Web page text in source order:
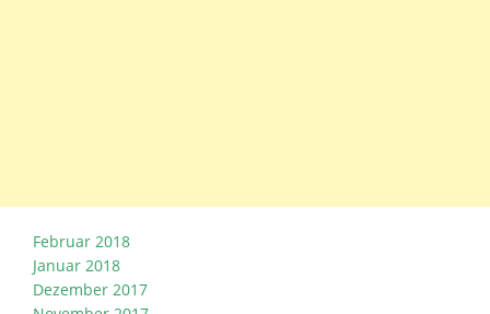
Februar 2018
Januar 2018
Dezember 2017